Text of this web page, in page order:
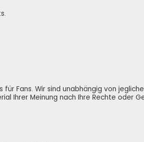
Fans. Wir sind unabhängig von
Ihrer Meinung nach Ihre Rechte oder